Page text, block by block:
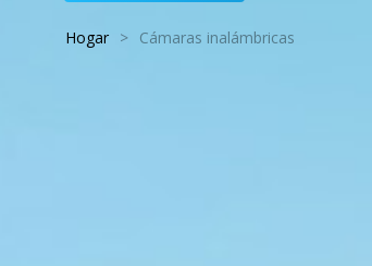
Hogar > Cámaras inalámbricas